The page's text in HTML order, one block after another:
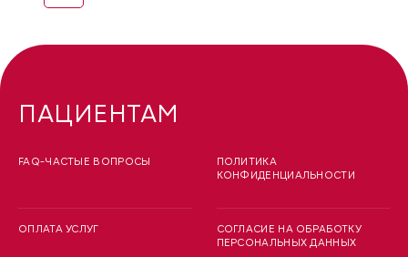
ПАЦИЕНТАМ
FAQ-ЧАСТЫЕ ВОПРОСЫ
ОПЛАТА УСЛУГ
ПОЛИТИКА
КОНФИДЕНЦИАЛЬНОСТИ
СОГЛАСИЕ НА ОБРАБОТКУ
ПЕРСОНАЛЬНЫХ ДАННЫХ